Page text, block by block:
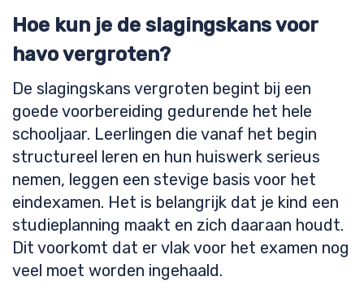
Hoe kun je de slagingskans voor
havo vergroten?
De slagingskans vergroten begint bij een
goede voorbereiding gedurende het hele
schooljaar. Leerlingen die vanaf het begin
structureel leren en hun huiswerk serieus
nemen, leggen een stevige basis voor het
eindexamen. Het is belangrijk dat je kind een
studieplanning maakt en zich daaraan houdt.
Dit voorkomt dat er vlak voor het examen nog
veel moet worden ingehaald.